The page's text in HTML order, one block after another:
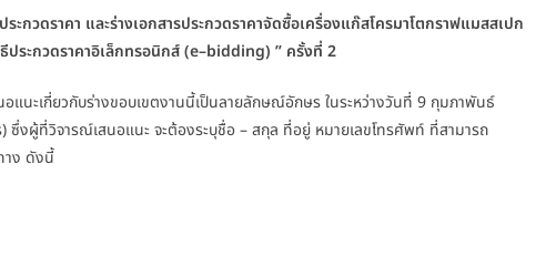
ะกวดราคา และร่างเอกสารประกวดราคาจัดซื้อเครื่องแก๊สโครมาโตกราฟแมสสเปก
ประกวดราคาอิเล็กทรอนิกส์ (e–bidding) ” ครั้งที่ 2
แนะเกี่ยวกับร่างขอบเขตงานนี้เป็นลายลักษณ์อักษร ในระหว่างวันที่ 9 กุมภาพันธ์
งผู้ที่วิจารณ์เสนอแนะ จะต้องระบุชื่อ – สกุล ที่อยู่ หมายเลขโทรศัพท์ ที่สามารถ
าง ดังนี้